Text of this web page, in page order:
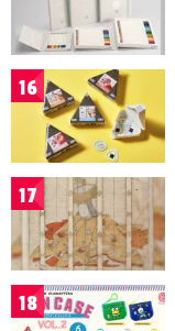
16
17
18